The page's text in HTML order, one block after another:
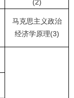
(2)
马克思主义政治
经济学原理(3)